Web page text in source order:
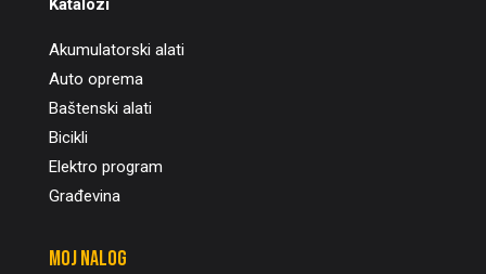
Katalozi
Akumulatorski alati
Auto oprema
Baštenski alati
Bicikli
Elektro program
Građevina
Moj nalog